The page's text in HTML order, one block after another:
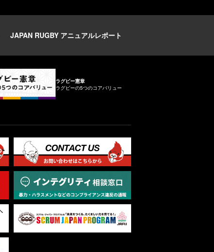
JAPAN RUGBY アニュアルレポート
ラグビー憲章
ラグビーの5つのコアバリュー